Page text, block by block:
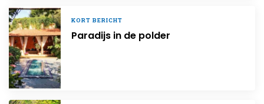
KORT BERICHT
Paradijs in de polder